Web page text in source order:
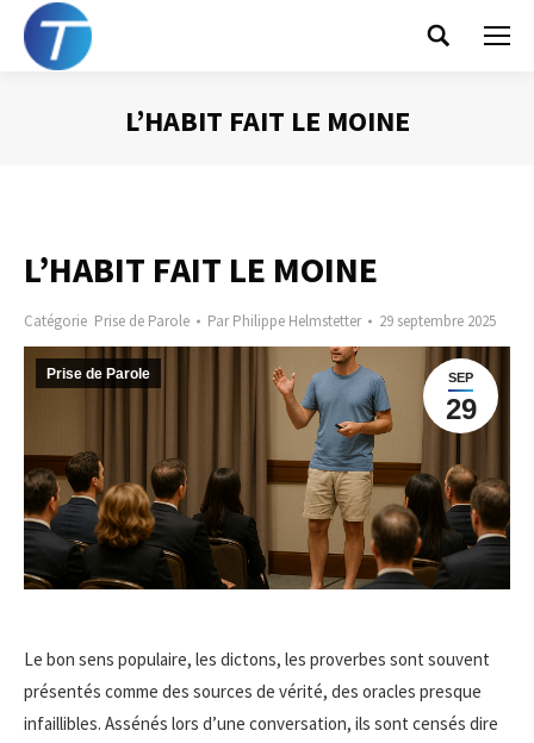
Search:
L’HABIT FAIT LE MOINE
L’HABIT FAIT LE MOINE
Catégorie Prise de Parole ParPhilippe Helmstetter 29 septembre 2025
SEP
29
Prise de Parole
Le bon sens populaire, les dictons, les proverbes sont souvent
présentés comme des sources de vérité, des oracles presque
infaillibles. Assénés lors d’une conversation, ils sont censés dire